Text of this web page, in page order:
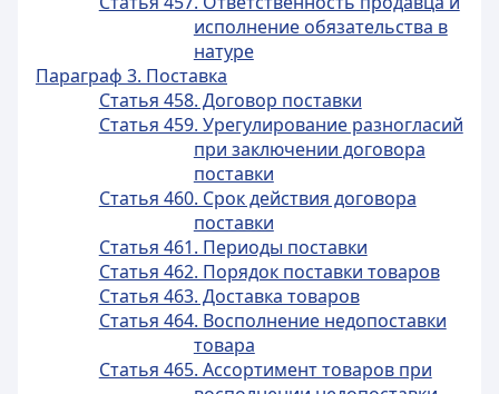
исполнение обязательства в
натуре
Параграф 3. Поставка
Статья 458. Договор поставки
Статья 459. Урегулирование разногласий
при заключении договора
поставки
Статья 460. Срок действия договора
поставки
Статья 461. Периоды поставки
Статья 462. Порядок поставки товаров
Статья 463. Доставка товаров
Статья 464. Восполнение недопоставки
товара
Статья 465. Ассортимент товаров при